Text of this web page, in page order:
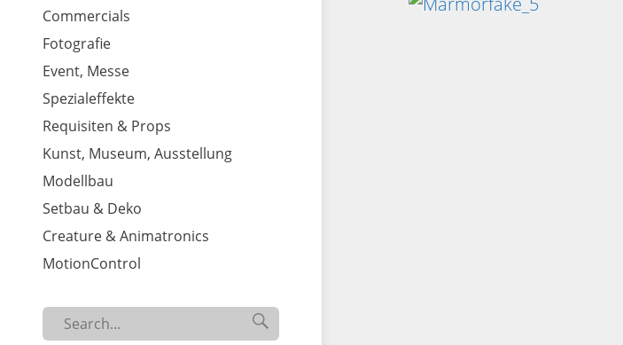
Commercials
Fotografie
Event, Messe
Spezialeffekte
Requisiten & Props
Kunst, Museum, Ausstellung
Modellbau
Setbau & Deko
Creature & Animatronics
MotionControl
Search
for... 